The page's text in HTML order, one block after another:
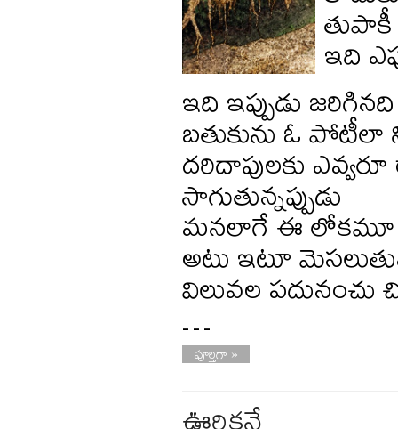
ఇది
ఇది ఇప్పుడు
బతుకును ఓ పోటీలా
దరిదాపులకు
సాగుతున్నప్పుడు
మనలాగే ఈ లోకమూ
అటు ఇటూ
విలువల పదునంచు
…
పూర్తిగా »